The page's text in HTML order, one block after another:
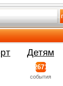
Детям
2671
события